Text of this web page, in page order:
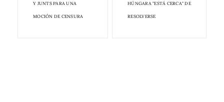
Y JUNTS PARA UNA
MOCIÓN DE CENSURA
HÚNGARA "ESTÁ CERCA" DE
RESOLVERSE